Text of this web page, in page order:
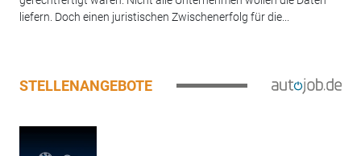
liefern. Doch einen juristischen Zwischenerfolg für die...
STELLENANGEBOTE